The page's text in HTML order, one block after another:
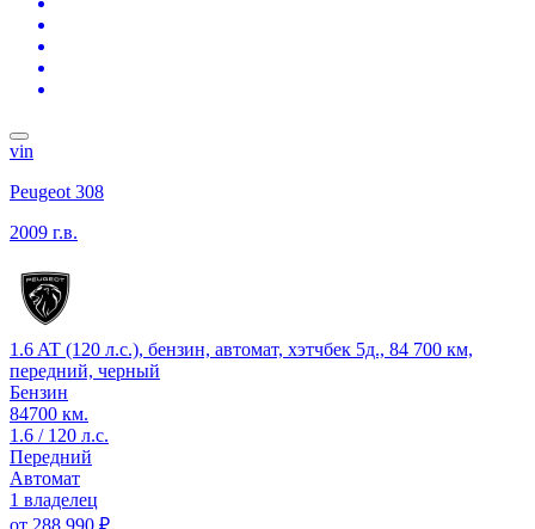
vin
Peugeot 308
2009 г.в.
1.6 AT (120 л.с.), бензин, автомат, хэтчбек 5д., 84 700 км,
передний, черный
Бензин
84700 км.
1.6 / 120 л.с.
Передний
Автомат
1 владелец
от 288 990 ₽